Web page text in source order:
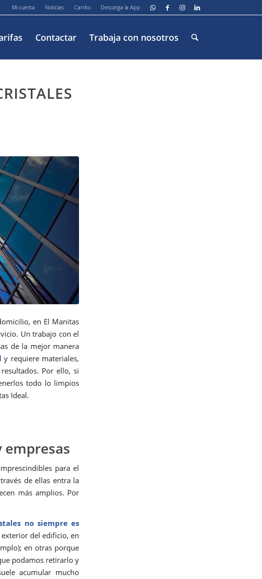
Mi cuenta Noticias Carrito Descarga la App
Contactar Trabaja con nosotros
en El Manitas
Un trabajo con el
de la mejor manera
y requiere materiales,
Por ello, si
todo lo limpios
Ideal.
empresas
para el
de ellas entra la
más amplios. Por
no siempre es
del edificio, en
en otras porque
podamos retirarlo y
acumular mucho